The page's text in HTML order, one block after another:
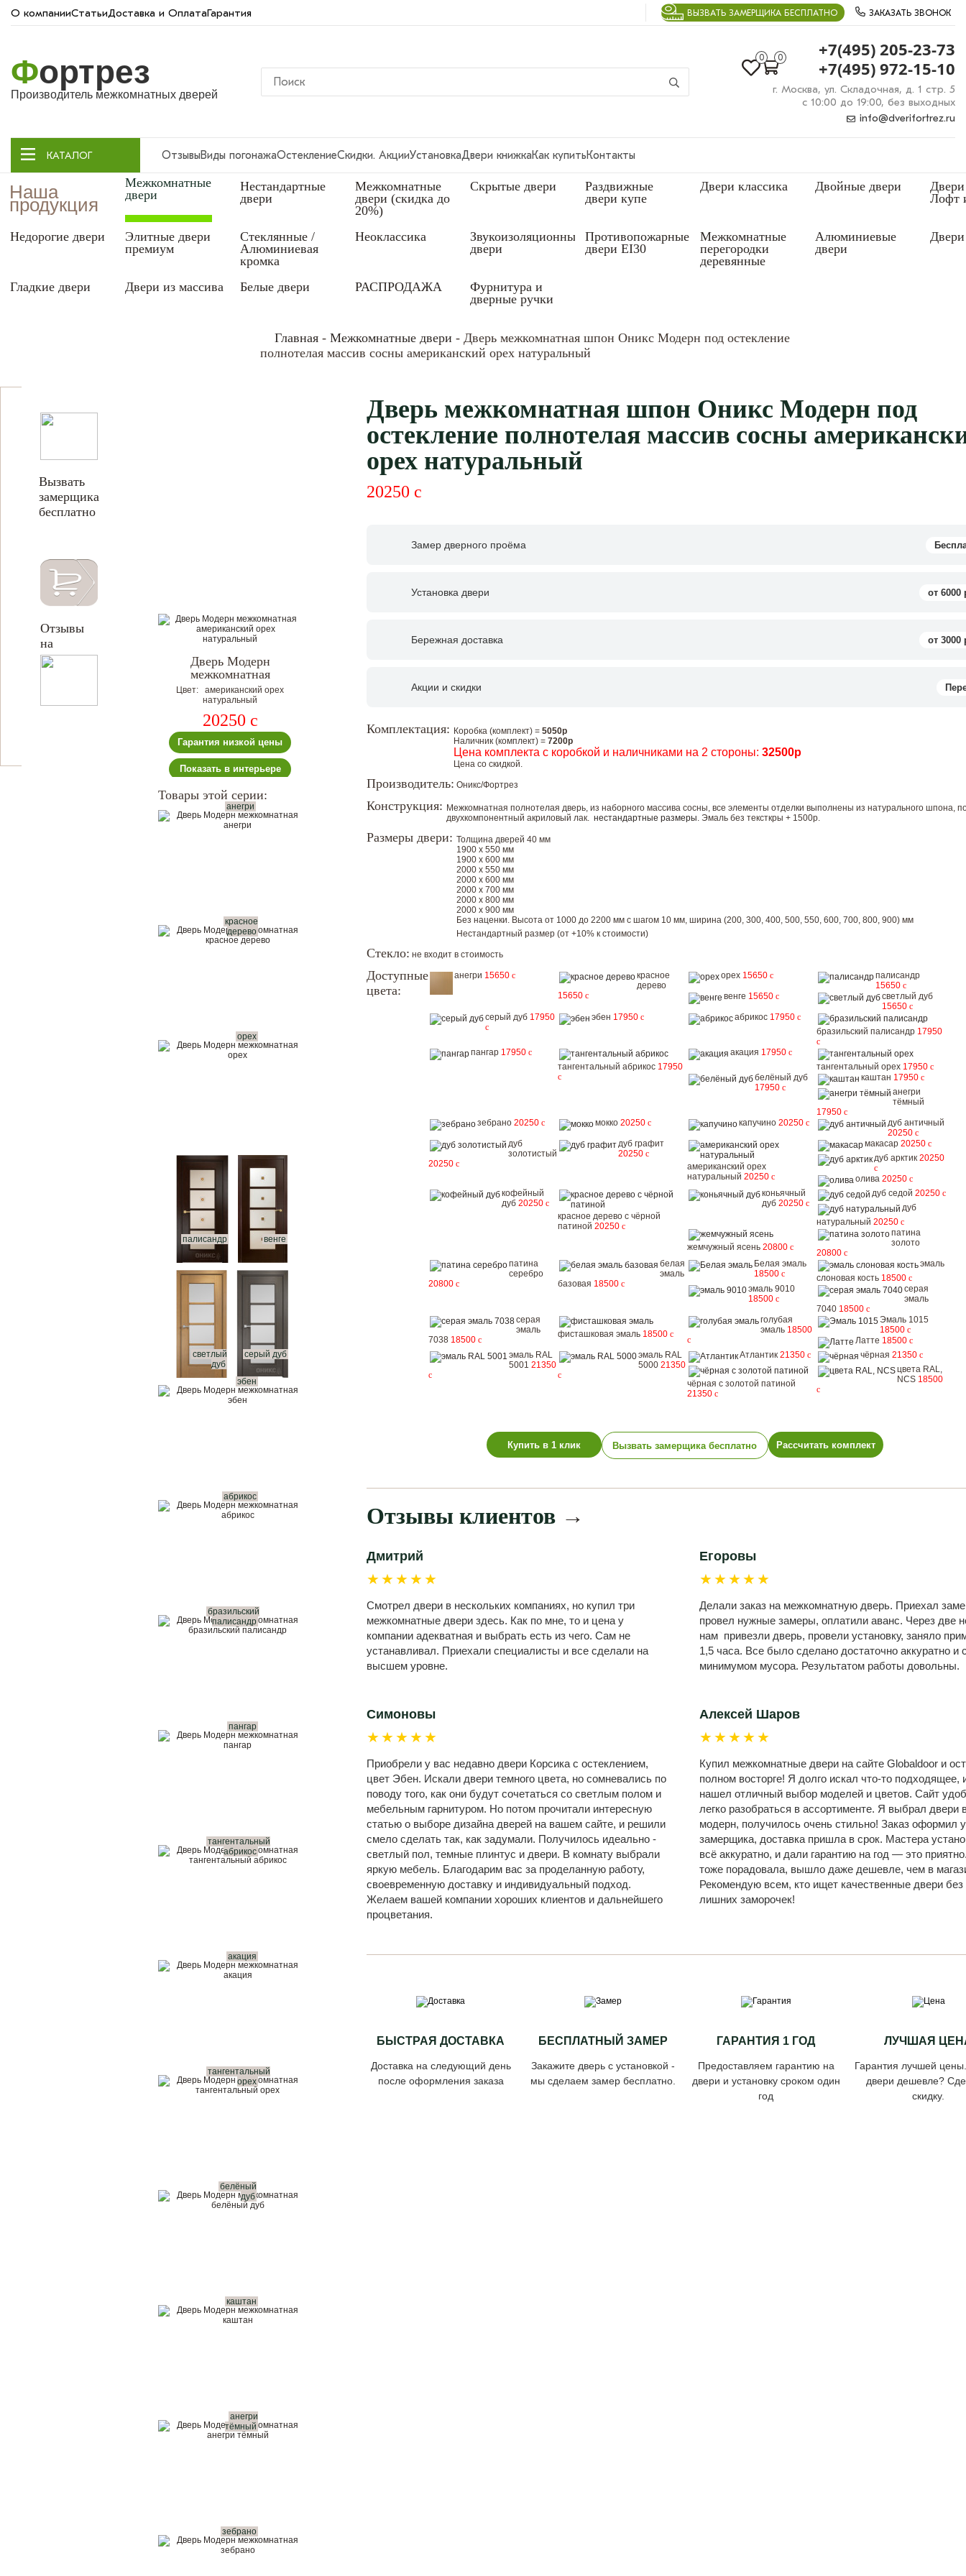
О компанииСтатьиДоставка и ОплатаГарантия ВЫЗВАТЬ ЗАМЕРЩИКА БЕСПЛАТНО ЗАКАЗАТЬ ЗВОНОК
Фортрез
Производитель межкомнатных дверей
0 0
+7(495) 205-23-73
+7(495) 972-15-10
г. Москва, ул. Складочная, д. 1 стр. 5
с 10:00 до 19:00, без выходных
info@dverifortrez.ru
КАТАЛОГ ОтзывыВиды погонажаОстеклениеСкидки. АкцииУстановкаДвери книжкаКак купитьКонтакты
Наша
продукция
Межкомнатные
двери
Нестандартные
двери
Межкомнатные
двери (скидка до
20%)
Скрытые двери
Раздвижные
двери купе
Двери классика Двойные двери
Лофт
Недорогие двери
Элитные двери
премиум
Стеклянные /
Алюминиевая
кромка
Неоклассика
Звукоизоляционные
двери
Противопожарные
двери EI30
Межкомнатные
перегородки
деревянные
Алюминиевые
двери
Двери
Гладкие двери Двери из массива Белые двери РАСПРОДАЖА
Фурнитура и
дверные ручки
Главная - Межкомнатные двери - Дверь межкомнатная шпон Оникс Модерн под остекление
полнотелая массив сосны американский орех натуральный
Вызвать
замерщика
бесплатно
Отзывы
на
Дверь Модерн
межкомнатная
Цвет: американский орех
натуральный
20250 c
Гарантия низкой цены
Показать в интерьере
Товары этой серии:
анегри
красное
дерево
орех
палисандр венге
светлый
дуб
серый дуб
эбен
абрикос
бразильский
палисандр
пангар
тангентальный
абрикос
акация
тангентальный
орех
белёный
дуб
каштан
анегри
тёмный
зебрано
Дверь межкомнатная шпон Оникс Модерн под
остекление полнотелая массив сосны
орех натуральный
20250 c
Замер дверного проёма
Установка двери от 6000
Бережная доставка от 3000
Акции и скидки
Комплектация: Коробка (комплект) = 5050р
Наличник (комплект) = 7200р
Цена комплекта с коробкой и наличниками на 2 стороны: 32500р
Цена со скидкой.
Производитель: Оникс/Фортрез
Конструкция: Межкомнатная полнотелая дверь, из наборного массива сосны, все элементы отделки выполнены из натурального шпона,
двухкомпонентный акриловый лак. нестандартные размеры. Эмаль без тексткры + 1500р.
Размеры двери: Толщина дверей 40 мм
1900 х 550 мм
1900 х 600 мм
2000 х 550 мм
2000 х 600 мм
2000 х 700 мм
2000 х 800 мм
2000 х 900 мм
Без наценки. Высота от 1000 до 2200 мм с шагом 10 мм, ширина (200, 300, 400, 500, 550, 600, 700, 800, 900) мм
Нестандартный размер (от +10% к стоимости)
Стекло: не входит в стоимость
Доступные
цвета:
анегри 15650 c
красное
дерево
15650 c
орех 15650 c
палисандр
15650 c
венге 15650 c
светлый дуб
15650 c
серый дуб 17950
c
эбен 17950 c абрикос 17950 c
бразильский палисандр 17950
c
пангар 17950 c
тангентальный абрикос 17950
c
акация 17950 c
тангентальный орех 17950 c
белёный дуб
17950 c
каштан 17950 c
анегри
тёмный
17950 c
зебрано 20250 c мокко 20250 c капучино 20250 c
дуб античный
20250 c
дуб
золотистый
20250 c
дуб графит
20250 c
американский орех
натуральный 20250 c
макасар 20250 c
дуб арктик 20250
c
олива 20250 c
кофейный
дуб 20250 c
красное дерево с чёрной
патиной 20250 c
коньячный
дуб 20250 c
дуб седой 20250 c
дуб
натуральный 20250 c
жемчужный ясень 20800 c
патина
золото
20800 c
патина
серебро
20800 c
белая
эмаль
базовая 18500 c
Белая эмаль
18500 c
эмаль
слоновая кость 18500 c
эмаль 9010
18500 c
серая
эмаль
7040 18500 c
серая
эмаль
7038 18500 c
фисташковая эмаль 18500 c
голубая
эмаль 18500
c
Эмаль 1015
18500 c
Латте 18500 c
эмаль RAL
5001 21350
c
эмаль RAL
5000 21350
c
Атлантик 21350 c чёрная 21350 c
чёрная с золотой патиной
21350 c
цвета RAL,
NCS 18500
c
Купить в 1 клик Вызвать замерщика бесплатно Рассчитать комплект
Отзывы клиентов →
Дмитрий
★★★★★
Смотрел двери в нескольких компаниях, но купил три
межкомнатные двери здесь. Как по мне, то и цена у
компании адекватная и выбрать есть из чего. Сам не
устанавливал. Приехали специалисты и все сделали на
высшем уровне.
Егоровы
★★★★★
Делали заказ на межкомнатную дверь. Приехал
провел нужные замеры, оплатили аванс. Через две
нам привезли дверь, провели установку, заняло
1,5 часа. Все было сделано достаточно аккуратно и
минимумом мусора. Результатом работы довольны.
Симоновы
★★★★★
Приобрели у вас недавно двери Корсика с остеклением,
цвет Эбен. Искали двери темного цвета, но сомневались по
поводу того, как они будут сочетаться со светлым полом и
мебельным гарнитуром. Но потом прочитали интересную
статью о выборе дизайна дверей на вашем сайте, и решили
смело сделать так, как задумали. Получилось идеально -
светлый пол, темные плинтус и двери. В комнату выбрали
яркую мебель. Благодарим вас за проделанную работу,
своевременную доставку и индивидуальный подход.
Желаем вашей компании хороших клиентов и дальнейшего
процветания.
Алексей Шаров
★★★★★
Купил межкомнатные двери на сайте Globaldoor и
полном восторге! Я долго искал что-то подходящее,
нашел отличный выбор моделей и цветов. Сайт
легко разобраться в ассортименте. Я выбрал двери
модерн, получилось очень стильно! Заказ оформил у
замерщика, доставка пришла в срок. Мастера
всё аккуратно, и дали гарантию на год — это
тоже порадовала, вышло даже дешевле, чем в
Рекомендую всем, кто ищет качественные двери без
лишних заморочек!
БЫСТРАЯ ДОСТАВКА
Доставка на следующий день
после оформления заказа
БЕСПЛАТНЫЙ ЗАМЕР
Закажите дверь с установкой -
мы сделаем замер бесплатно.
ГАРАНТИЯ 1 ГОД
Предоставляем гарантию на
двери и установку сроком один
год
ЛУЧШАЯ
Гарантия лучшей
двери дешевле?
скидку.